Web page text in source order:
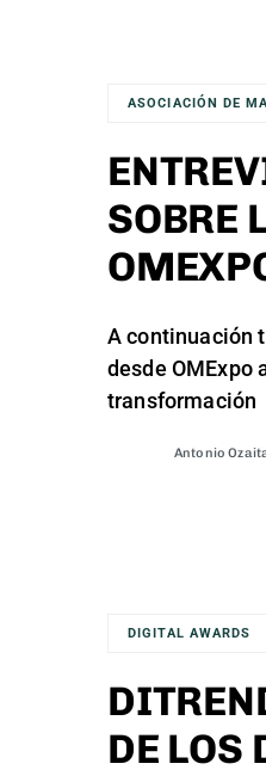
ASOCIACIÓN DE
SOBRE
A continuación
desde OMExpo
transformación
Antonio
DIGITAL AWARDS
DE LOS